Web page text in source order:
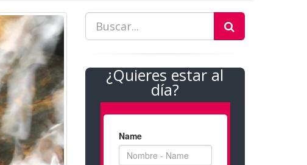
¿Quieres estar al
día?